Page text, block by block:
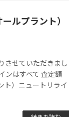
ルプラント）
させていただきまし
ンはすべて 査定額
ト）ニュートリライ